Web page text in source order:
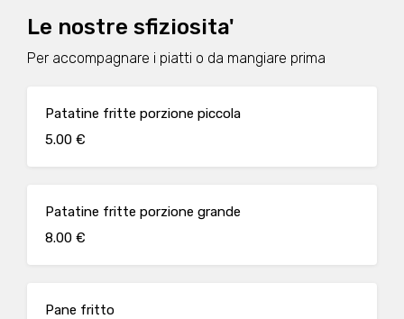
Le nostre sfiziosita'
Per accompagnare i piatti o da mangiare prima
Patatine fritte porzione piccola
5.00 €
Patatine fritte porzione grande
8.00 €
Pane fritto